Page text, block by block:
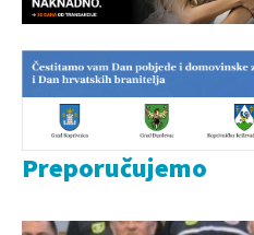
Preporučujemo